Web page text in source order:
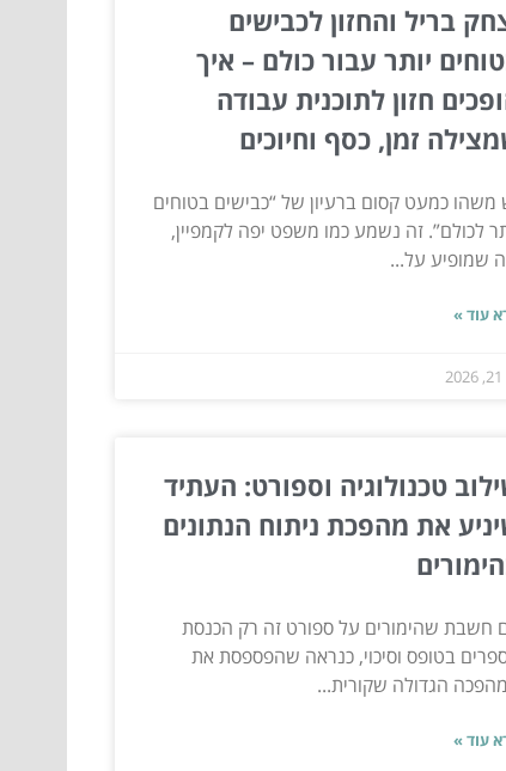
בריל והחזון לכבישים
יותר עבור כולם – איך
חזון לתוכנית עבודה
זמן, כסף וחיוכים
משהו כמעט קסום ברעיון של “כבישים בטוחים
לכולם”. זה נשמע כמו משפט יפה לקמפיין,
שמופיע על...
עוד »
טכנולוגיה וספורט: העתיד
את מהפכת ניתוח הנתונים
חשבת שהימורים על ספורט זה רק הכנסת
בטופס וסיכוי, כנראה שהפספסת את
הגדולה שקורית...
עוד »